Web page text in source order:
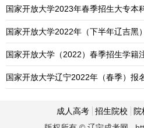
国家开放大学2023年春季招生大专本
国家开放大学（2022）春季招生学籍
国家开放大学辽宁2022年（春季）报
成人高考 招生院校